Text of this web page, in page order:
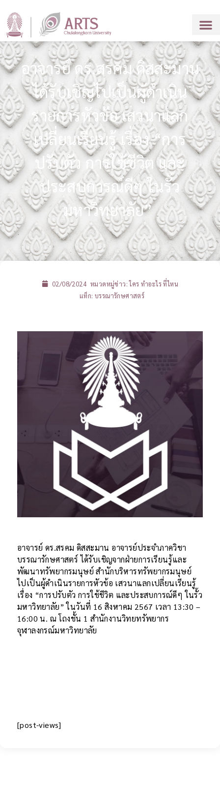
อาจารย์ ดร.สรคม ดิสสะมาน
ได้รับเชิญไปเป็นผู้ดำเนิน
รายการหัวข้อ เสวนาแลก
เปลี่ยนเรียนรู้ เรื่อง “การ
ปรับตัว การใช้ชีวิต และ
ประสบการณ์ดีๆ ในรั้ว
มหาวิทยาลัย”
02/08/2024 หมวดหมู่ข่าว:ใคร ทำอะไร ที่ไหน
แท็ก: บรรณารักษศาสตร์
อาจารย์ ดร.สรคม ดิสสะมาน อาจารย์ประจำภาควิชา
บรรณารักษศาสตร์ ได้รับเชิญจากฝ่ายการเรียนรู้และ
พัฒนาทรัพยากรมนุษย์ สำนักบริหารทรัพยากรมนุษย์
ไปเป็นผู้ดำเนินรายการหัวข้อ เสวนาแลกเปลี่ยนเรียนรู้
เรื่อง “การปรับตัว การใช้ชีวิต และประสบการณ์ดีๆ ในรั้ว
มหาวิทยาลัย” ในวันที่ 16 สิงหาคม 2567 เวลา 13:30 –
16:00 น. ณ โถงชั้น 1 สำนักงานวิทยทรัพยากร
จุฬาลงกรณ์มหาวิทยาลัย
[post-views]